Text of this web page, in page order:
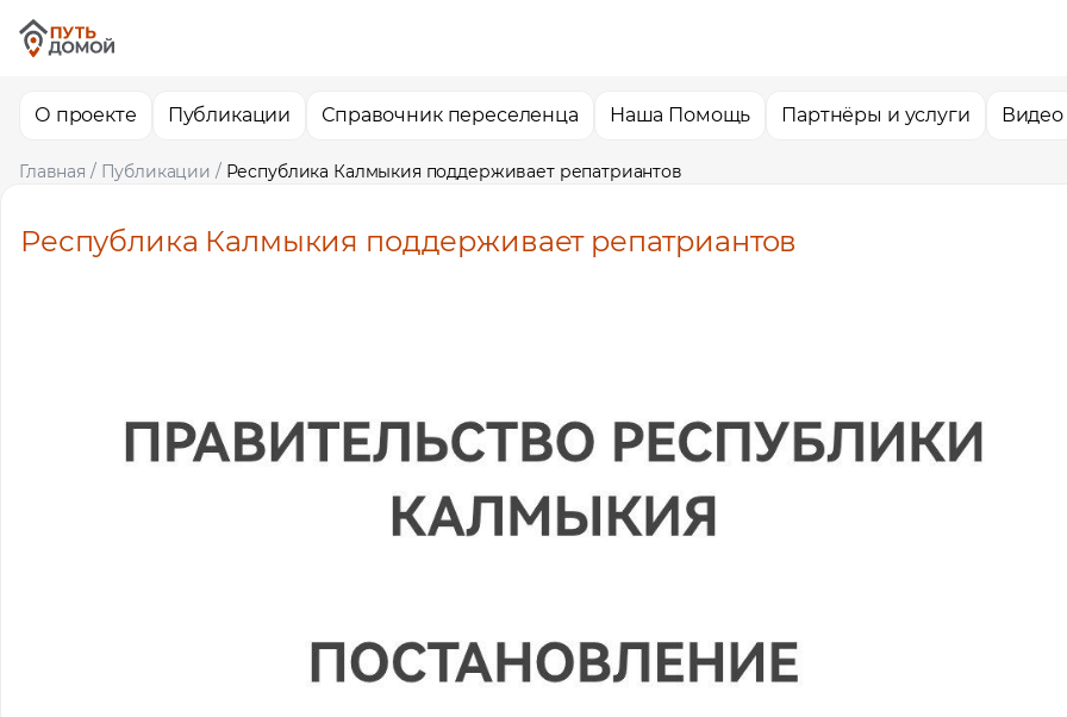
О проекте Публикации Справочник переселенца Наша Помощь Партнёры и услуги Видео
Главная / Публикации / Республика Калмыкия поддерживает репатриантов
Республика Калмыкия поддерживает репатриантов